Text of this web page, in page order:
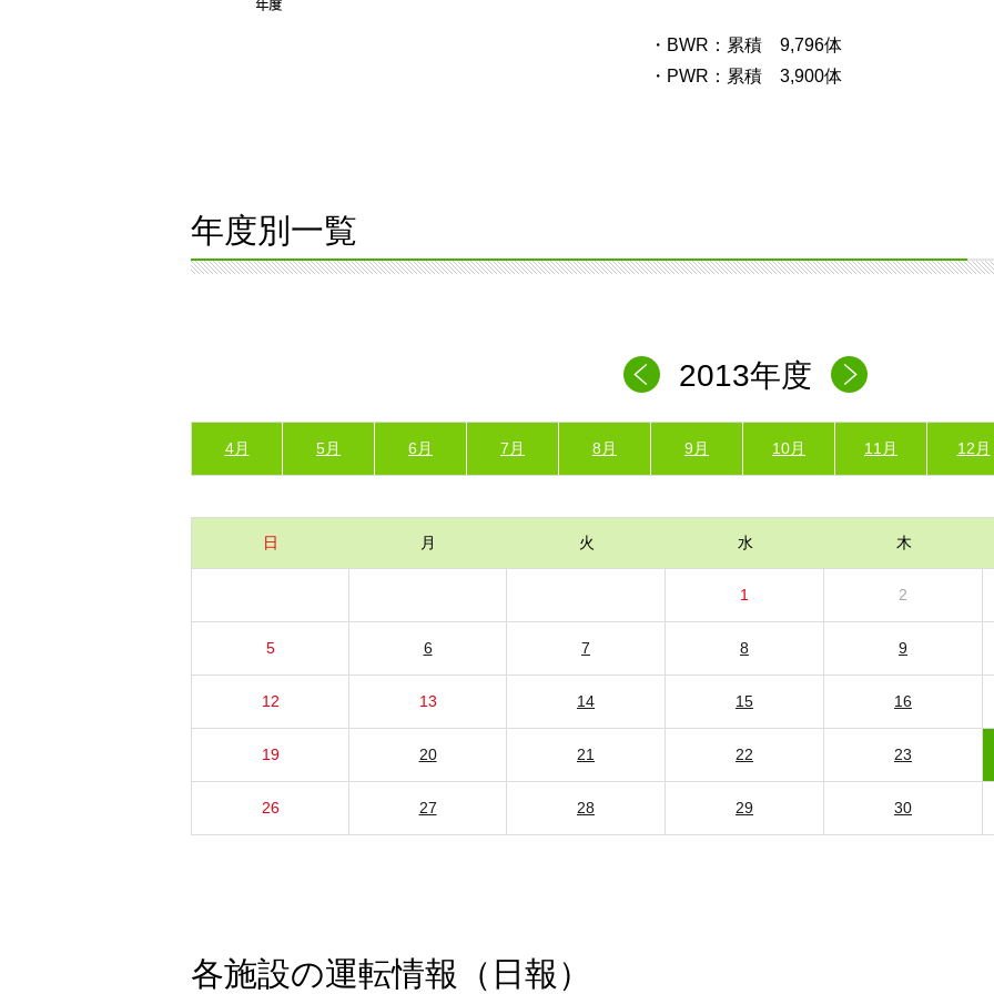
・BWR：累積 9,796体
・PWR：累積 3,900体
年度別一覧
2013年度
4月 5月 6月 7月 8月 9月 10月 11月 12月
日 月 火 水 木
1 2
5 6 7 8 9
12 13 14 15 16
19 20 21 22 23
26 27 28 29 30
各施設の運転情報（日報）